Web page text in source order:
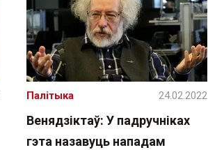
Венядзіктаў: У падручніках
гэта назавуць нападам
Палітыка 24.02.2022